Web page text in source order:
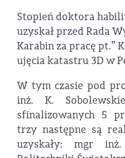
Stopień doktora
uzyskał przed Rada
Karabin za pracę pt.”
ujęcia katastru 3D w
W tym czasie pod
inż. K.
sfinalizowanych 5
trzy następne są
uzyskały: mgr